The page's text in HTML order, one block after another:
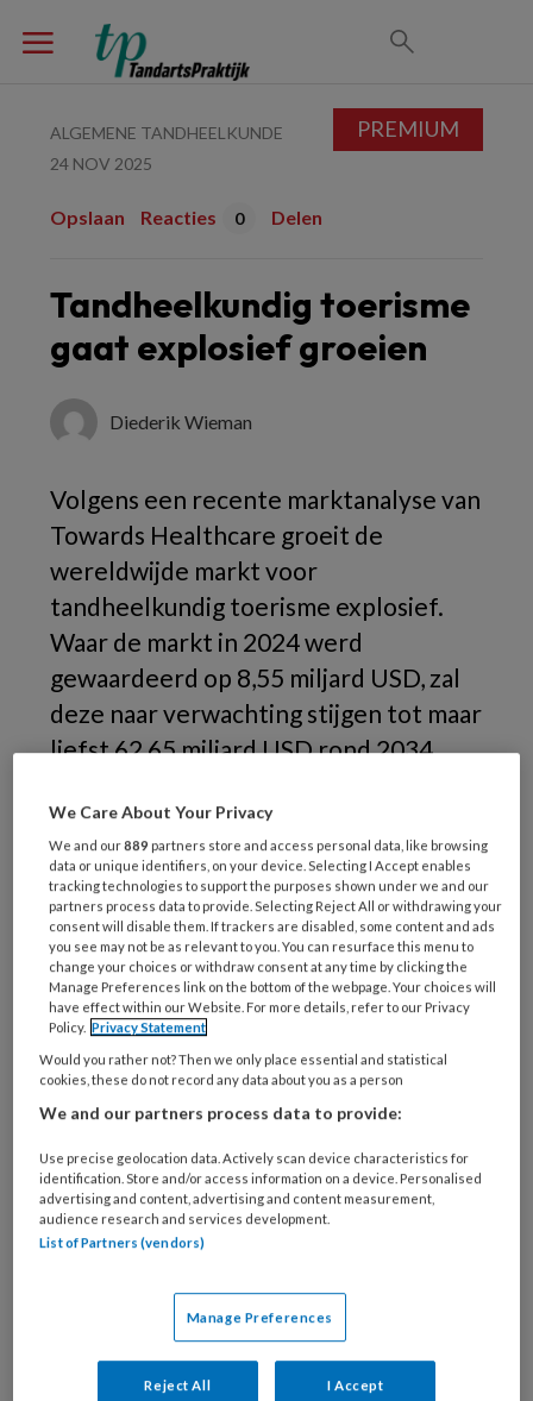
ALGEMENE TANDHEELKUNDE
24 NOV 2025
Opslaan Reacties 0 Delen
Tandheelkundig toerisme
gaat explosief groeien
Diederik Wieman
Volgens een recente marktanalyse van
Towards Healthcare groeit de
wereldwijde markt voor
tandheelkundig toerisme explosief.
Waar de markt in 2024 werd
gewaardeerd op 8,55 miljard USD, zal
deze naar verwachting stijgen tot maar
liefst 62,65 miljard USD rond 2034.
jaarlijkse groei van 22,04 % tussen
2025 en 2034.
Afbeelding gemaakt met AI
PREMIUM
We Care About Your Privacy
We and our889 partners store and access personal data, like browsing
data or unique identifiers, on your device. Selecting I Accept enables
tracking technologies to support the purposes shown under we and our
partners process data to provide. Selecting Reject All or withdrawing your
consent will disable them. If trackers are disabled, some content and ads
you see may not be as relevant to you. You can resurface this menu to
change your choices or withdraw consent at any time by clicking the
Manage Preferences link on the bottom of the webpage. Your choices will
have effect within our Website. For more details, refer to our Privacy
Policy. Privacy Statement
Would you rather not? Then we only place essential and statistical
cookies, these do not record any data about you as a person
We and our partners process data to provide:
Use precise geolocation data. Actively scan device characteristics for
identification. Store and/or access information on a device. Personalised
advertising and content, advertising and content measurement,
audience research and services development.
List of Partners (vendors)
Manage Preferences
Reject All I Accept